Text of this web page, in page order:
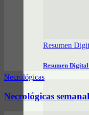
Resumen
Resumen
Necrológicas
Necrológicas